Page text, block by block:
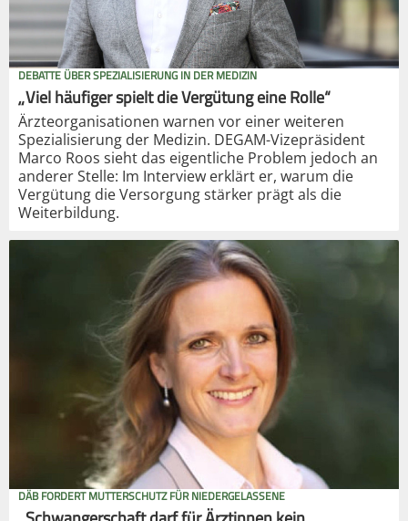
DEBATTE ÜBER SPEZIALISIERUNG IN DER MEDIZIN
„Viel häufiger spielt die Vergütung eine Rolle“
Ärzteorganisationen warnen vor einer weiteren
Spezialisierung der Medizin. DEGAM-Vizepräsident
Marco Roos sieht das eigentliche Problem jedoch an
anderer Stelle: Im Interview erklärt er, warum die
Vergütung die Versorgung stärker prägt als die
Weiterbildung.
DÄB FORDERT MUTTERSCHUTZ FÜR NIEDERGELASSENE